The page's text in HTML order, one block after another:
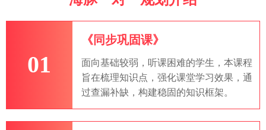
01
《同步巩固课》
面向基础较弱，听课困难的学生，本课程
旨在梳理知识点，强化课堂学习效果，通
过查漏补缺，构建稳固的知识框架。